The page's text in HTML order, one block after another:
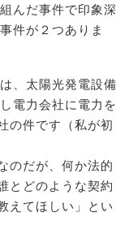
んだ事件で印象深
件が２つありま
、太陽光発電設備
電力会社に電力を
の件です（私が初
のだが、何か法的
とどのような契約
えてほしい」とい